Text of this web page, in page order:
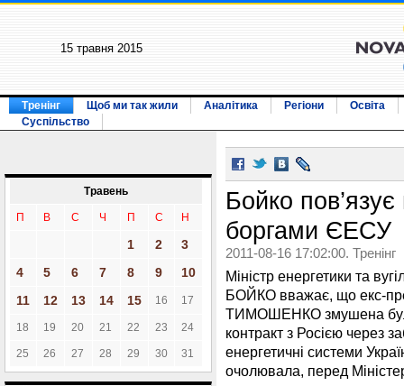
15 травня 2015
Тренінг Щоб ми так жили Аналітика Регіони
Освіта
Суспільство
Травень
П В С Ч П С Н
1 2
3
4
5 6 7 8 9
10
11
12 13 14 15 16 17
18 19 20 21 22 23 24
25 26 27 28 29 30 31
Бойко пов’язує
боргами ЄЕСУ
2011-08-16 17:02:00. Тренінг
Міністр енергетики та
БОЙКО вважає, що екс-
ТИМОШЕНКО змушена була
контракт з Росією через
енергетичні системи
очолювала, перед